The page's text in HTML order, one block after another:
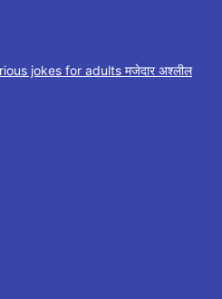
jokes for adults मजेदार अश्लील